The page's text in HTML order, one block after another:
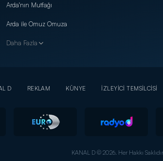
Arda'nın Mutfağı
Arda ile Omuz Omuza
Daha Fazla
D REKLAM KÜNYE İZLEYİCİ TEMSİLCİSİ
KANAL D © 2026. Her Hakkı